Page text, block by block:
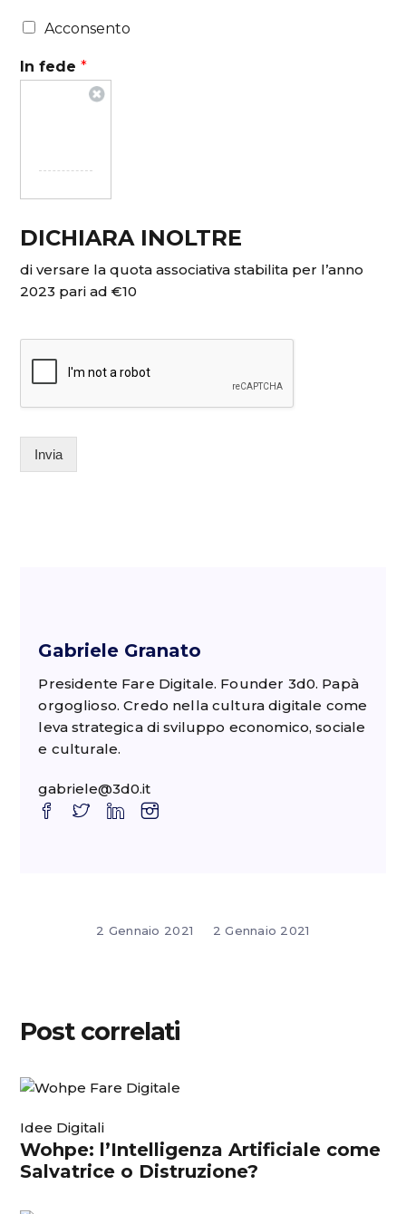
Acconsento
In fede*
DICHIARA INOLTRE
di versare la quota associativa stabilita per l’anno
2023 pari ad €10
Invia
Gabriele Granato
Presidente Fare Digitale. Founder 3d0. Papà
orgoglioso. Credo nella cultura digitale come
leva strategica di sviluppo economico, sociale
e culturale.
gabriele@3d0.it
2 Gennaio 2021 2 Gennaio 2021
Post correlati
Idee Digitali
Wohpe: l’Intelligenza Artificiale come
Salvatrice o Distruzione?